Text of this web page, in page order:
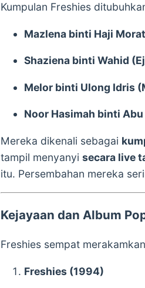
Kumpulan Freshies
Mazlena binti Haji
Shaziena binti Wahid
Melor binti Ulong Idris
Noor Hasimah binti
Mereka dikenali sebagai
tampil menyanyi secara live
itu. Persembahan mereka
Kejayaan dan Album
Freshies sempat
Freshies (1994)